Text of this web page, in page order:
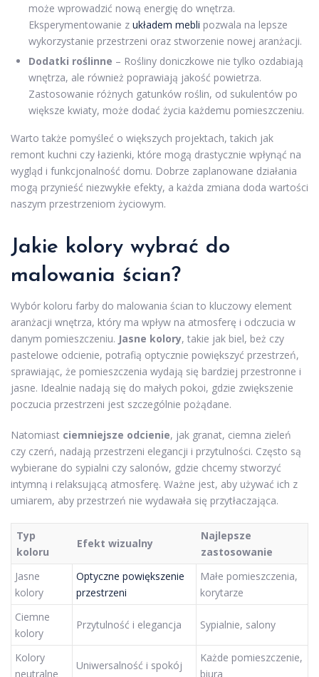
może wprowadzić nową energię do wnętrza.
Eksperymentowanie z układem mebli pozwala na lepsze
wykorzystanie przestrzeni oraz stworzenie nowej aranżacji.
Dodatki roślinne – Rośliny doniczkowe nie tylko ozdabiają
wnętrza, ale również poprawiają jakość powietrza.
Zastosowanie różnych gatunków roślin, od sukulentów po
większe kwiaty, może dodać życia każdemu pomieszczeniu.
Warto także pomyśleć o większych projektach, takich jak
remont kuchni czy łazienki, które mogą drastycznie wpłynąć na
wygląd i funkcjonalność domu. Dobrze zaplanowane działania
mogą przynieść niezwykłe efekty, a każda zmiana doda wartości
naszym przestrzeniom życiowym.
Jakie kolory wybrać do
malowania ścian?
Wybór koloru farby do malowania ścian to kluczowy element
aranżacji wnętrza, który ma wpływ na atmosferę i odczucia w
danym pomieszczeniu. Jasne kolory, takie jak biel, beż czy
pastelowe odcienie, potrafią optycznie powiększyć przestrzeń,
sprawiając, że pomieszczenia wydają się bardziej przestronne i
jasne. Idealnie nadają się do małych pokoi, gdzie zwiększenie
poczucia przestrzeni jest szczególnie pożądane.
Natomiast ciemniejsze odcienie, jak granat, ciemna zieleń
czy czerń, nadają przestrzeni elegancji i przytulności. Często są
wybierane do sypialni czy salonów, gdzie chcemy stworzyć
intymną i relaksującą atmosferę. Ważne jest, aby używać ich z
umiarem, aby przestrzeń nie wydawała się przytłaczająca.
Typ
koloru
Efekt wizualny
Najlepsze
zastosowanie
Jasne
kolory
Optyczne powiększenie
przestrzeni
Małe pomieszczenia,
korytarze
Ciemne
kolory
Przytulność i elegancja Sypialnie, salony
Kolory
neutralne
Uniwersalność i spokój
Każde pomieszczenie,
biura